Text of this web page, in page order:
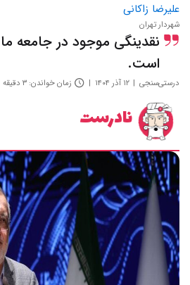
علیرضا زاکانی
شهردار تهران
است.
درستی‌سنجی ۱۲ آذر ۱۴۰۴ زمان خواندن: ۳ دقیقه
نادرست